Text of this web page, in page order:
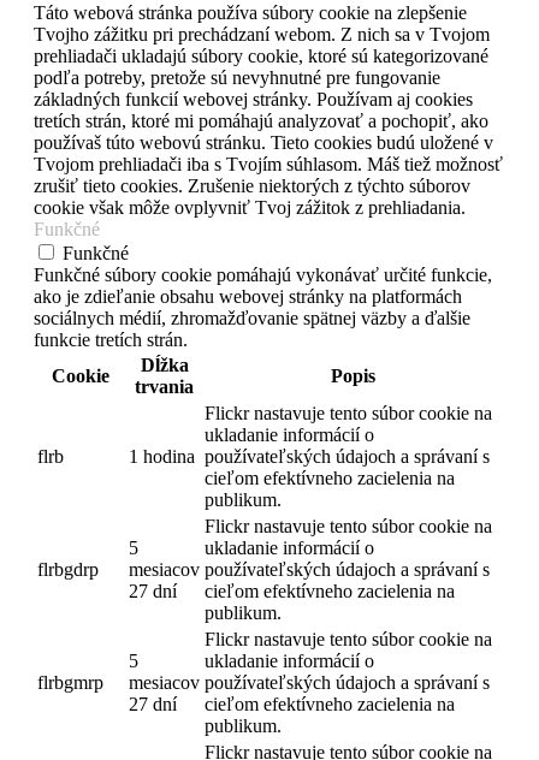
Táto webová stránka používa súbory cookie na zlepšenie
Tvojho zážitku pri prechádzaní webom. Z nich sa v Tvojom
prehliadači ukladajú súbory cookie, ktoré sú kategorizované
podľa potreby, pretože sú nevyhnutné pre fungovanie
základných funkcií webovej stránky. Používam aj cookies
tretích strán, ktoré mi pomáhajú analyzovať a pochopiť, ako
používaš túto webovú stránku. Tieto cookies budú uložené v
Tvojom prehliadači iba s Tvojím súhlasom. Máš tiež možnosť
zrušiť tieto cookies. Zrušenie niektorých z týchto súborov
cookie však môže ovplyvniť Tvoj zážitok z prehliadania.
Funkčné
Funkčné
Funkčné súbory cookie pomáhajú vykonávať určité funkcie,
ako je zdieľanie obsahu webovej stránky na platformách
sociálnych médií, zhromažďovanie spätnej väzby a ďalšie
funkcie tretích strán.
Cookie
Dĺžka
trvania
Popis
flrb 1 hodina
Flickr nastavuje tento súbor cookie na
ukladanie informácií o
používateľských údajoch a správaní s
cieľom efektívneho zacielenia na
publikum.
flrbgdrp
5
mesiacov
27 dní
Flickr nastavuje tento súbor cookie na
ukladanie informácií o
používateľských údajoch a správaní s
cieľom efektívneho zacielenia na
publikum.
flrbgmrp
5
mesiacov
27 dní
Flickr nastavuje tento súbor cookie na
ukladanie informácií o
používateľských údajoch a správaní s
cieľom efektívneho zacielenia na
publikum.
Flickr nastavuje tento súbor cookie na